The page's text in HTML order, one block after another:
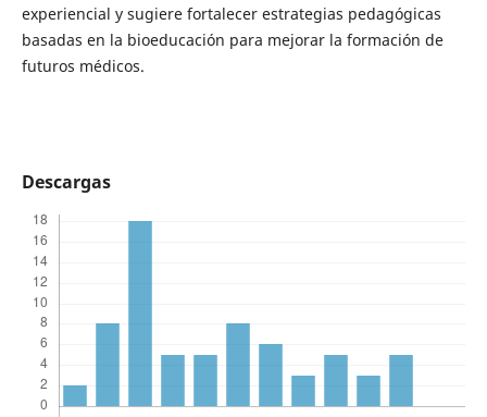
experiencial y sugiere fortalecer estrategias pedagógicas
basadas en la bioeducación para mejorar la formación de
futuros médicos.
Descargas